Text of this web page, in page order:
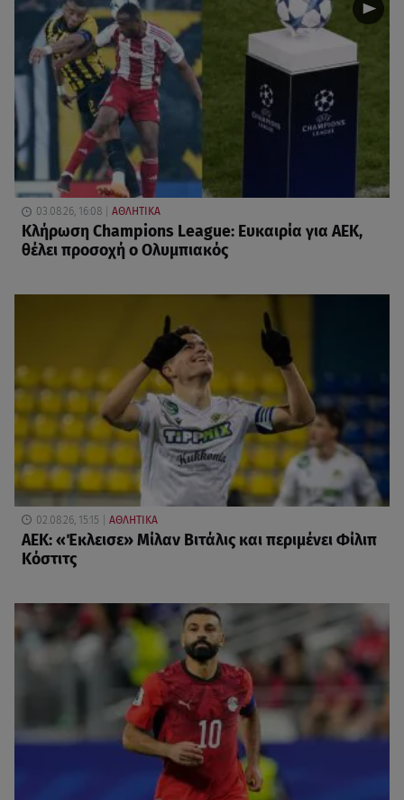
03.08.26, 16:08 ΑΘΛΗΤΙΚΑ
Κλήρωση Champions League: Ευκαιρία για ΑΕΚ,
θέλει προσοχή ο Ολυμπιακός
02.08.26, 15:15 ΑΘΛΗΤΙΚΑ
ΑΕΚ: «Έκλεισε» Μίλαν Βιτάλις και περιμένει Φίλιπ
Κόστιτς